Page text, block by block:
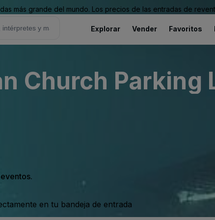
más grande del mundo. Los precios de las entradas de
Explorar Vender Favoritos
Church Parking
en tu bandeja de entrada